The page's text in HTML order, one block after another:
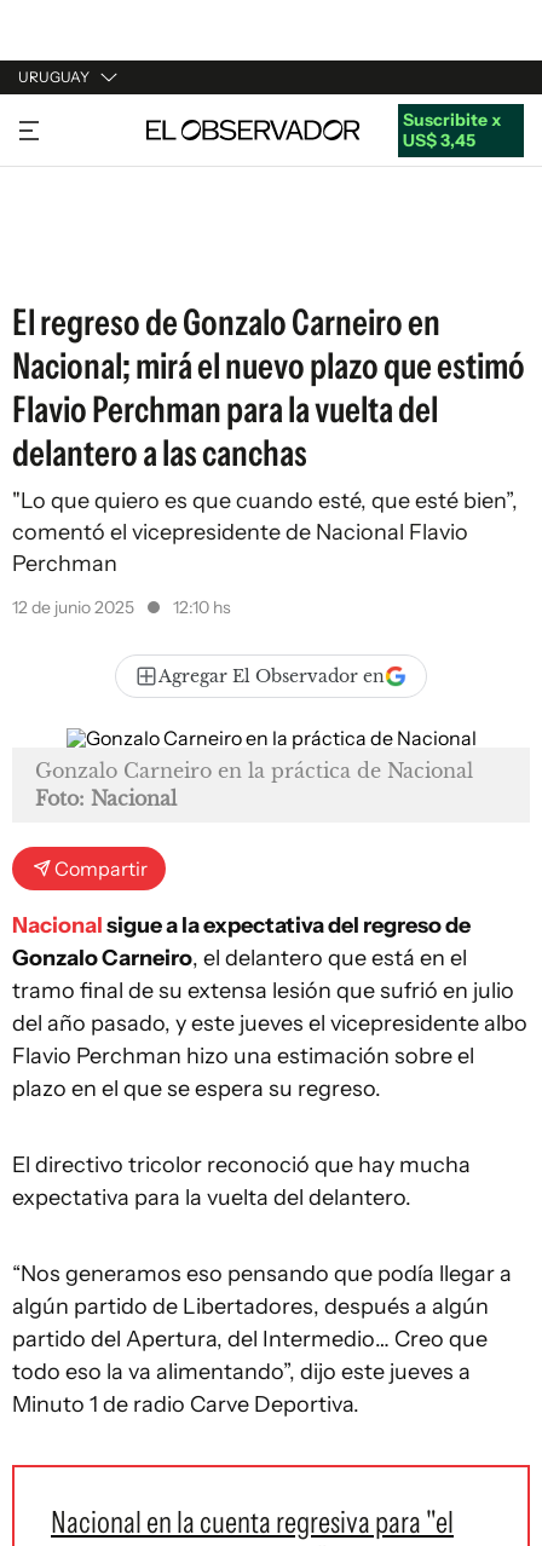
URUGUAY
URUGUAY
ARGENTINA
Suscribite x
US$ 3,45
El regreso de Gonzalo Carneiro en
Nacional; mirá el nuevo plazo que estimó
Flavio Perchman para la vuelta del
delantero a las canchas
"Lo que quiero es que cuando esté, que esté bien”,
comentó el vicepresidente de Nacional Flavio
Perchman
12 de junio 2025 12:10 hs
Agregar El Observador en
Gonzalo Carneiro en la práctica de Nacional
Foto: Nacional
Compartir
Nacionalsigue a la expectativa del regreso de
Gonzalo Carneiro, el delantero que está en el
tramo final de su extensa lesión que sufrió en julio
del año pasado, y este jueves el vicepresidente albo
Flavio Perchman hizo una estimación sobre el
plazo en el que se espera su regreso.
El directivo tricolor reconoció que hay mucha
expectativa para la vuelta del delantero.
“Nos generamos eso pensando que podía llegar a
algún partido de Libertadores, después a algún
partido del Apertura, del Intermedio… Creo que
todo eso la va alimentando”, dijo este jueves a
Minuto 1 de radio Carve Deportiva.
Nacional en la cuenta regresiva para "el